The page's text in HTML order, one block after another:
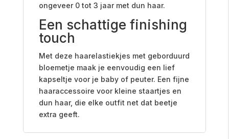
ongeveer 0 tot 3 jaar met dun haar.
Een schattige finishing
touch
Met deze haarelastiekjes met geborduurd
bloemetje maak je eenvoudig een lief
kapseltje voor je baby of peuter. Een fijne
haaraccessoire voor kleine staartjes en
dun haar, die elke outfit net dat beetje
extra geeft.